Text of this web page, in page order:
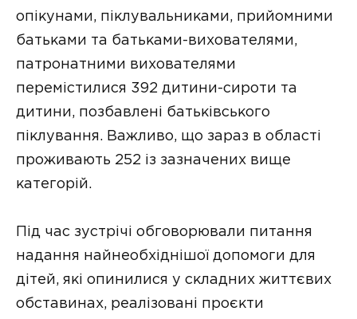
опікунами, піклувальниками, прийомними
батьками та батьками-вихователями,
патронатними вихователями
перемістилися 392 дитини-сироти та
дитини, позбавлені батьківського
піклування. Важливо, що зараз в області
проживають 252 із зазначених вище
категорій.
Під час зустрічі обговорювали питання
надання найнеобхіднішої допомоги для
дітей, які опинилися у складних життєвих
обставинах, реалізовані проєкти